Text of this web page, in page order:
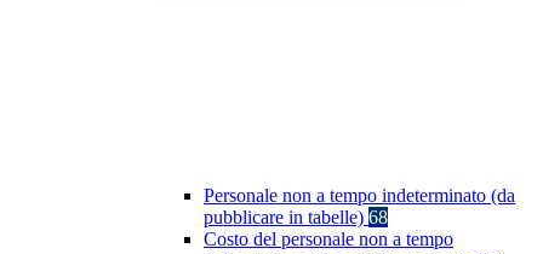
Personale non a tempo indeterminato (da
pubblicare in tabelle) 68
Costo del personale non a tempo